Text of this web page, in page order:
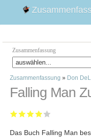
Zusammenfassung
Faust
Willhelm Tell
1. Weltkrieg Zusammenfassung
Zusammenfassung » Don
Falling Man
Das Buch Falling Man